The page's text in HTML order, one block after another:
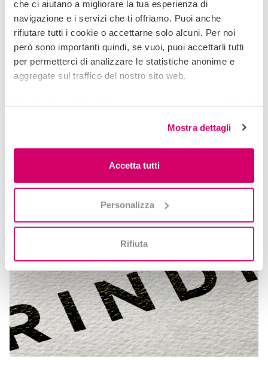
che ci aiutano a migliorare la tua esperienza di
navigazione e i servizi che ti offriamo. Puoi anche
rifiutare tutti i cookie o accettarne solo alcuni. Per noi
però sono importanti quindi, se vuoi, puoi accettarli tutti
per permetterci di analizzare le statistiche anonime e
aggregate sul traffico del nostro sito web.
dei dati web, pubblicità e social media, i quali potrebbero
combinarle con altre informazioni che hai fornito loro o
che hanno raccolto dal tuo utilizzo dei loro servizi.
Mostra dettagli
Accetta tutti
Personalizza
Rifiuta
Doppiozero39
Rappresentare online l'eleganza e lo stile del made in
Italy.